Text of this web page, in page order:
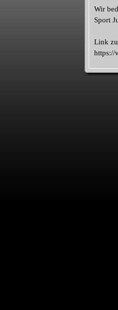
Wir
Sport
Link
https://